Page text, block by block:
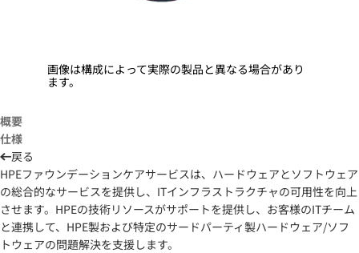
画像は構成によって実際の製品と異なる場合があり
ます。
概要
仕様
戻る
HPEファウンデーションケアサービスは、ハードウェアとソフトウェア
の総合的なサービスを提供し、ITインフラストラクチャの可用性を向上
させます。HPEの技術リソースがサポートを提供し、お客様のITチーム
と連携して、HPE製および特定のサードパーティ製ハードウェア/ソフ
トウェアの問題解決を支援します。